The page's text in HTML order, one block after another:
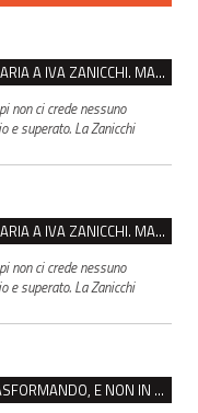
VENTASSO, SÌ ALLA CITTADINANZA ONORARIA A IVA ZANICCHI. MA BARGIACCHI: “È DI PESSIMO GUSTO”
non ci crede nessuno
e superato. La Zanicchi
VENTASSO, SÌ ALLA CITTADINANZA ONORARIA A IVA ZANICCHI. MA BARGIACCHI: “È DI PESSIMO GUSTO”
non ci crede nessuno
e superato. La Zanicchi
IL CENTRO STORICO DI REGGIO SI STA TRASFORMANDO, E NON IN MEGLIO